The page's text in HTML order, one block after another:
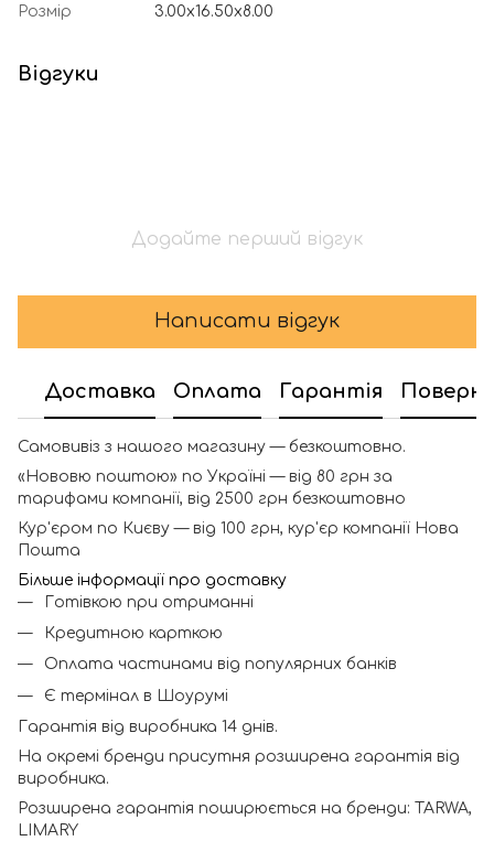
Розмір 3.00x16.50x8.00
Відгуки
Додайте перший відгук
Написати відгук
Доставка Оплата Гарантія
Самовивіз з нашого магазину — безкоштовно.
«Нововю поштою» по Україні — від 80 грн за
тарифами компанії, від 2500 грн безкоштовно
Кур'єром по Києву — від 100 грн, кур'єр компанії Нова
Пошта
Більше інформації про доставку
Готівкою при отриманні
Кредитною карткою
Оплата частинами від популярних банків
Є термінал в Шоурумі
Гарантія від виробника 14 днів.
На окремі бренди присутня розширена гарантія від
виробника.
Розширена гарантія поширюється на бренди: TARWA,
LIMARY